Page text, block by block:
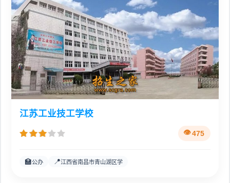
江苏工业技工学校
475
🏫公办 📍江西省南昌市青山湖区学